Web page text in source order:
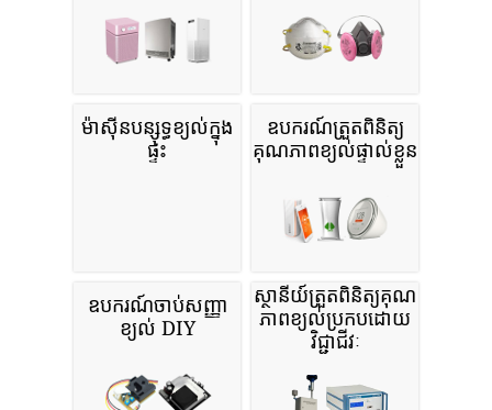
ម៉ាស៊ីនបន្សុទ្ធខ្យល់ក្នុង
ផ្ទះ
ឧបករណ៍ត្រួតពិនិត្យ
គុណភាពខ្យល់ផ្ទាល់ខ្លួន
ឧបករណ៍ចាប់សញ្ញា
ខ្យល់ DIY
ស្ថានីយ៍ត្រួតពិនិត្យគុណ
ភាពខ្យល់ប្រកបដោយ
វិជ្ជាជីវៈ